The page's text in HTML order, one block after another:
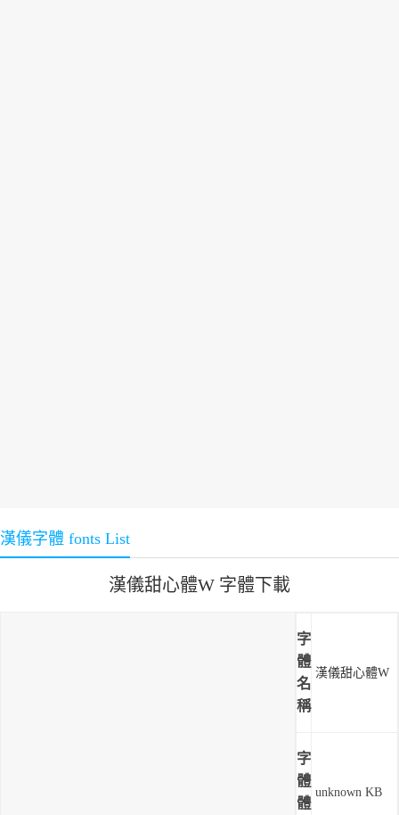
漢儀字體 fonts List
漢儀甜心體W 字體下載
字
體
名
稱
漢儀甜心體W
字
體
體
unknown KB